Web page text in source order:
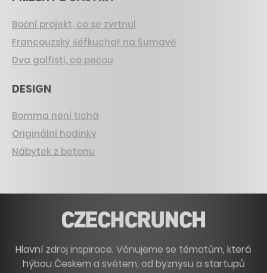
Boční projekt, co se zvrtnul
Francouzský šéfkuchař na Šumavě
Dva golfisti, co pečou
DESIGN
Bomma není tichá
Originální hodinky
Nábytek z betonu
Hlavní zdroj inspirace. Věnujeme se tématům, která
hýbou Českem a světem, od byznysu a startupů